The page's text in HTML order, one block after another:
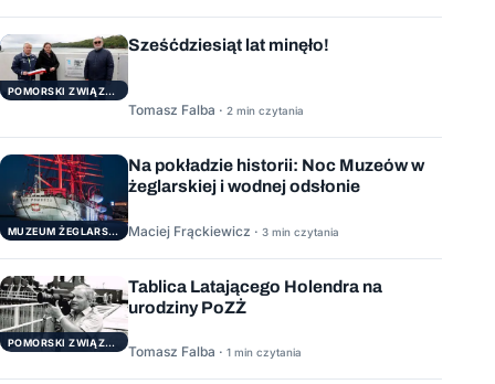
POMORSKI ZWIĄZEK ŻEGLARSKI
Sześćdziesiąt lat minęło!
Tomasz Falba · 2 min czytania
MUZEUM ŻEGLARSTWA POMORSKIEGO
Na pokładzie historii: Noc Muzeów w
żeglarskiej i wodnej odsłonie
Maciej Frąckiewicz · 3 min czytania
POMORSKI ZWIĄZEK ŻEGLARSKI
Tablica Latającego Holendra na
urodziny PoZŻ
Tomasz Falba · 1 min czytania